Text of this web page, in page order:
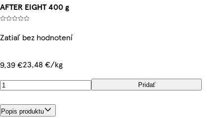
AFTER EIGHT 400 g
Zatiaľ bez hodnotení
9,39 €23,48 €/kg
Pridať
Popis produktu